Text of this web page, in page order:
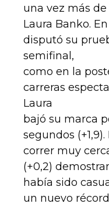
una vez más
Laura Banko.
disputó su
semifinal,
como en la
carreras
Laura
bajó su marca
segundos
correr muy
(+0,2)
había sido
un nuevo